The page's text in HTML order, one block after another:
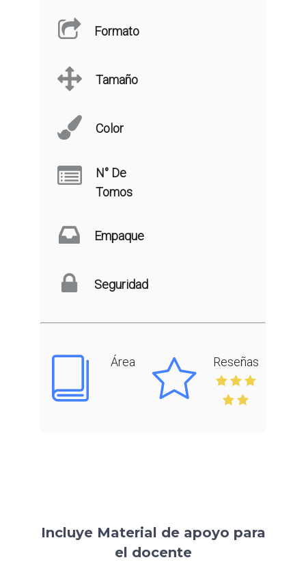
Formato
Tamaño
Color
N° De
Tomos
Empaque
Seguridad
Área Reseñas
Incluye Material de apoyo para
el docente